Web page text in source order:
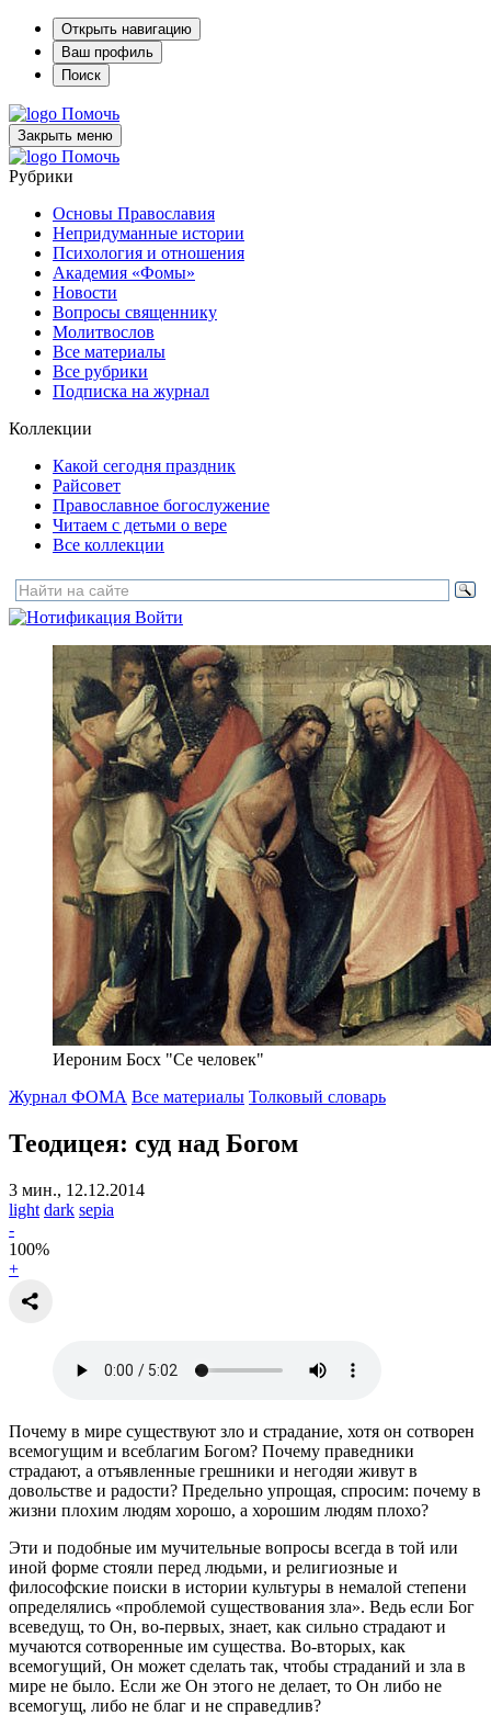
Открыть навигацию
Ваш профиль
Поиск
Помочь
Закрыть меню
Помочь
Рубрики
Основы Православия
Непридуманные истории
Психология и отношения
Академия «Фомы»
Новости
Вопросы священнику
Молитвослов
Все материалы
Все рубрики
Подписка на журнал
Коллекции
Какой сегодня праздник
Райсовет
Православное богослужение
Читаем с детьми о вере
Все коллекции
Войти
Иероним Босх "Се человек"
Журнал ФОМА Все материалы Толковый словарь
Теодицея: суд над Богом
3 мин., 12.12.2014
light dark sepia
-
100%
+
Почему в мире существуют зло и страдание, хотя он сотворен
всемогущим и всеблагим Богом? Почему праведники
страдают, а отъявленные грешники и негодяи живут в
довольстве и радости? Предельно упрощая, спросим: почему в
жизни плохим людям хорошо, а хорошим людям плохо?
Эти и подобные им мучительные вопросы всегда в той или
иной форме стояли перед людьми, и религиозные и
философские поиски в истории культуры в немалой степени
определялись «проблемой существования зла». Ведь если Бог
всеведущ, то Он, во-первых, знает, как сильно страдают и
мучаются сотворенные им существа. Во-вторых, как
всемогущий, Он может сделать так, чтобы страданий и зла в
мире не было. Если же Он этого не делает, то Он либо не
всемогущ, либо не благ и не справедлив?